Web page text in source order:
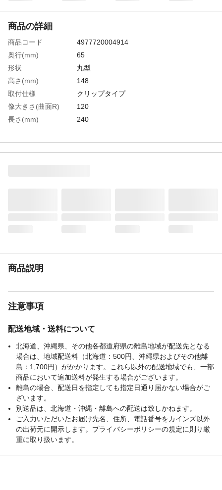
商品の詳細
商品コード
4977720004914
奥行(mm)
65
形状
丸型
高さ(mm)
148
取付仕様
クリップタイプ
像大きさ(曲面R)
120
長さ(mm)
240
生産国
日本
商品説明
注意事項
配送地域・送料について
北海道、沖縄県、その他各都道府県の離島地域が配送先となる
場合は、地域配送料（北海道：500円、沖縄県およびその他離
島：1,700円）がかかります。これら以外の配送地域でも、一部
商品において追加送料が発生する場合がございます。
離島の場合、配送日を指定しても指定日通り届かない場合がご
ざいます。
別送品は、北海道・沖縄・離島への配送は致しかねます。
ご入力いただいたお届け先名、住所、電話番号をカインズ以外
の出荷元に開示します。プライバシーポリシーの規定に則り厳
重に取り扱います。